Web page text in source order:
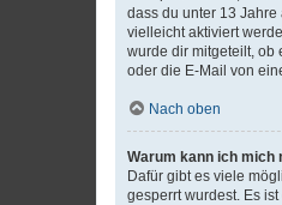
dass du unter 13
vielleicht aktiviert
wurde dir mitgeteilt, ob
oder die E-Mail von
Nach oben
Warum kann ich mich
Dafür gibt es viele
gesperrt wurdest. Es